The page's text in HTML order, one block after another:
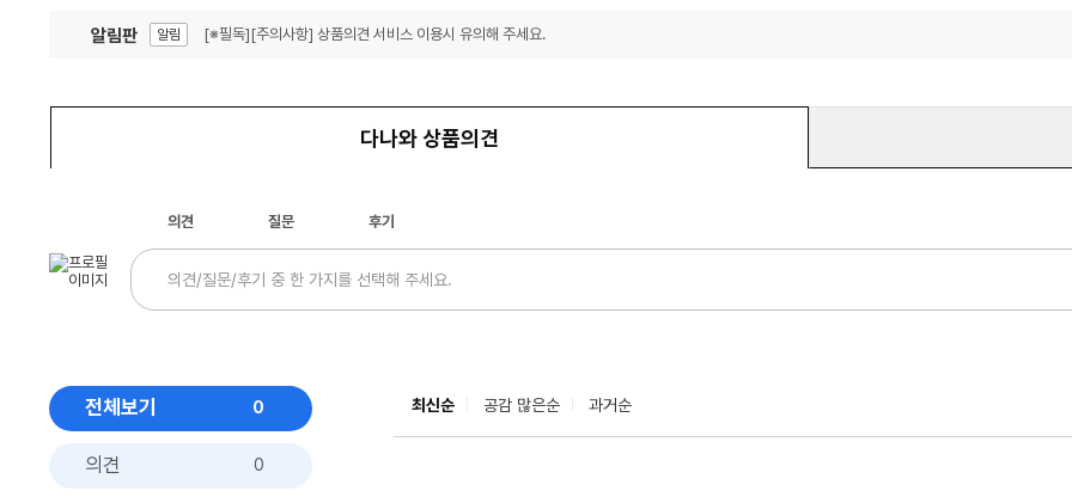
알림판 알림 [※필독][주의사항] 상품의견 서비스 이용시 유의해 주세요.
다나와 상품의견
의견 질문 후기
전체보기 0
의견 0
최신순 공감 많은순 과거순